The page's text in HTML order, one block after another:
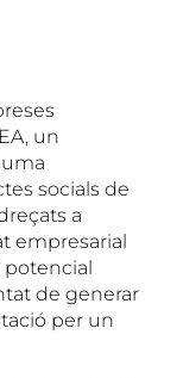
un
socials de
a
empresarial
potencial
de generar
per un